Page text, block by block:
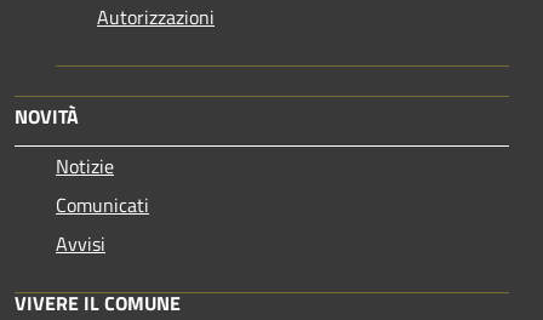
Autorizzazioni
NOVITÀ
Notizie
Comunicati
Avvisi
VIVERE IL COMUNE